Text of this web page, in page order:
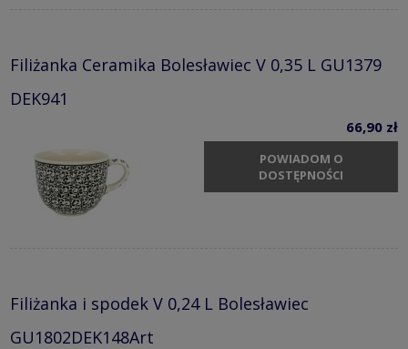
Filiżanka Ceramika Bolesławiec V 0,35 L GU1379
DEK941
66,90 zł
POWIADOM O
DOSTĘPNOŚCI
Filiżanka i spodek V 0,24 L Bolesławiec
GU1802DEK148Art